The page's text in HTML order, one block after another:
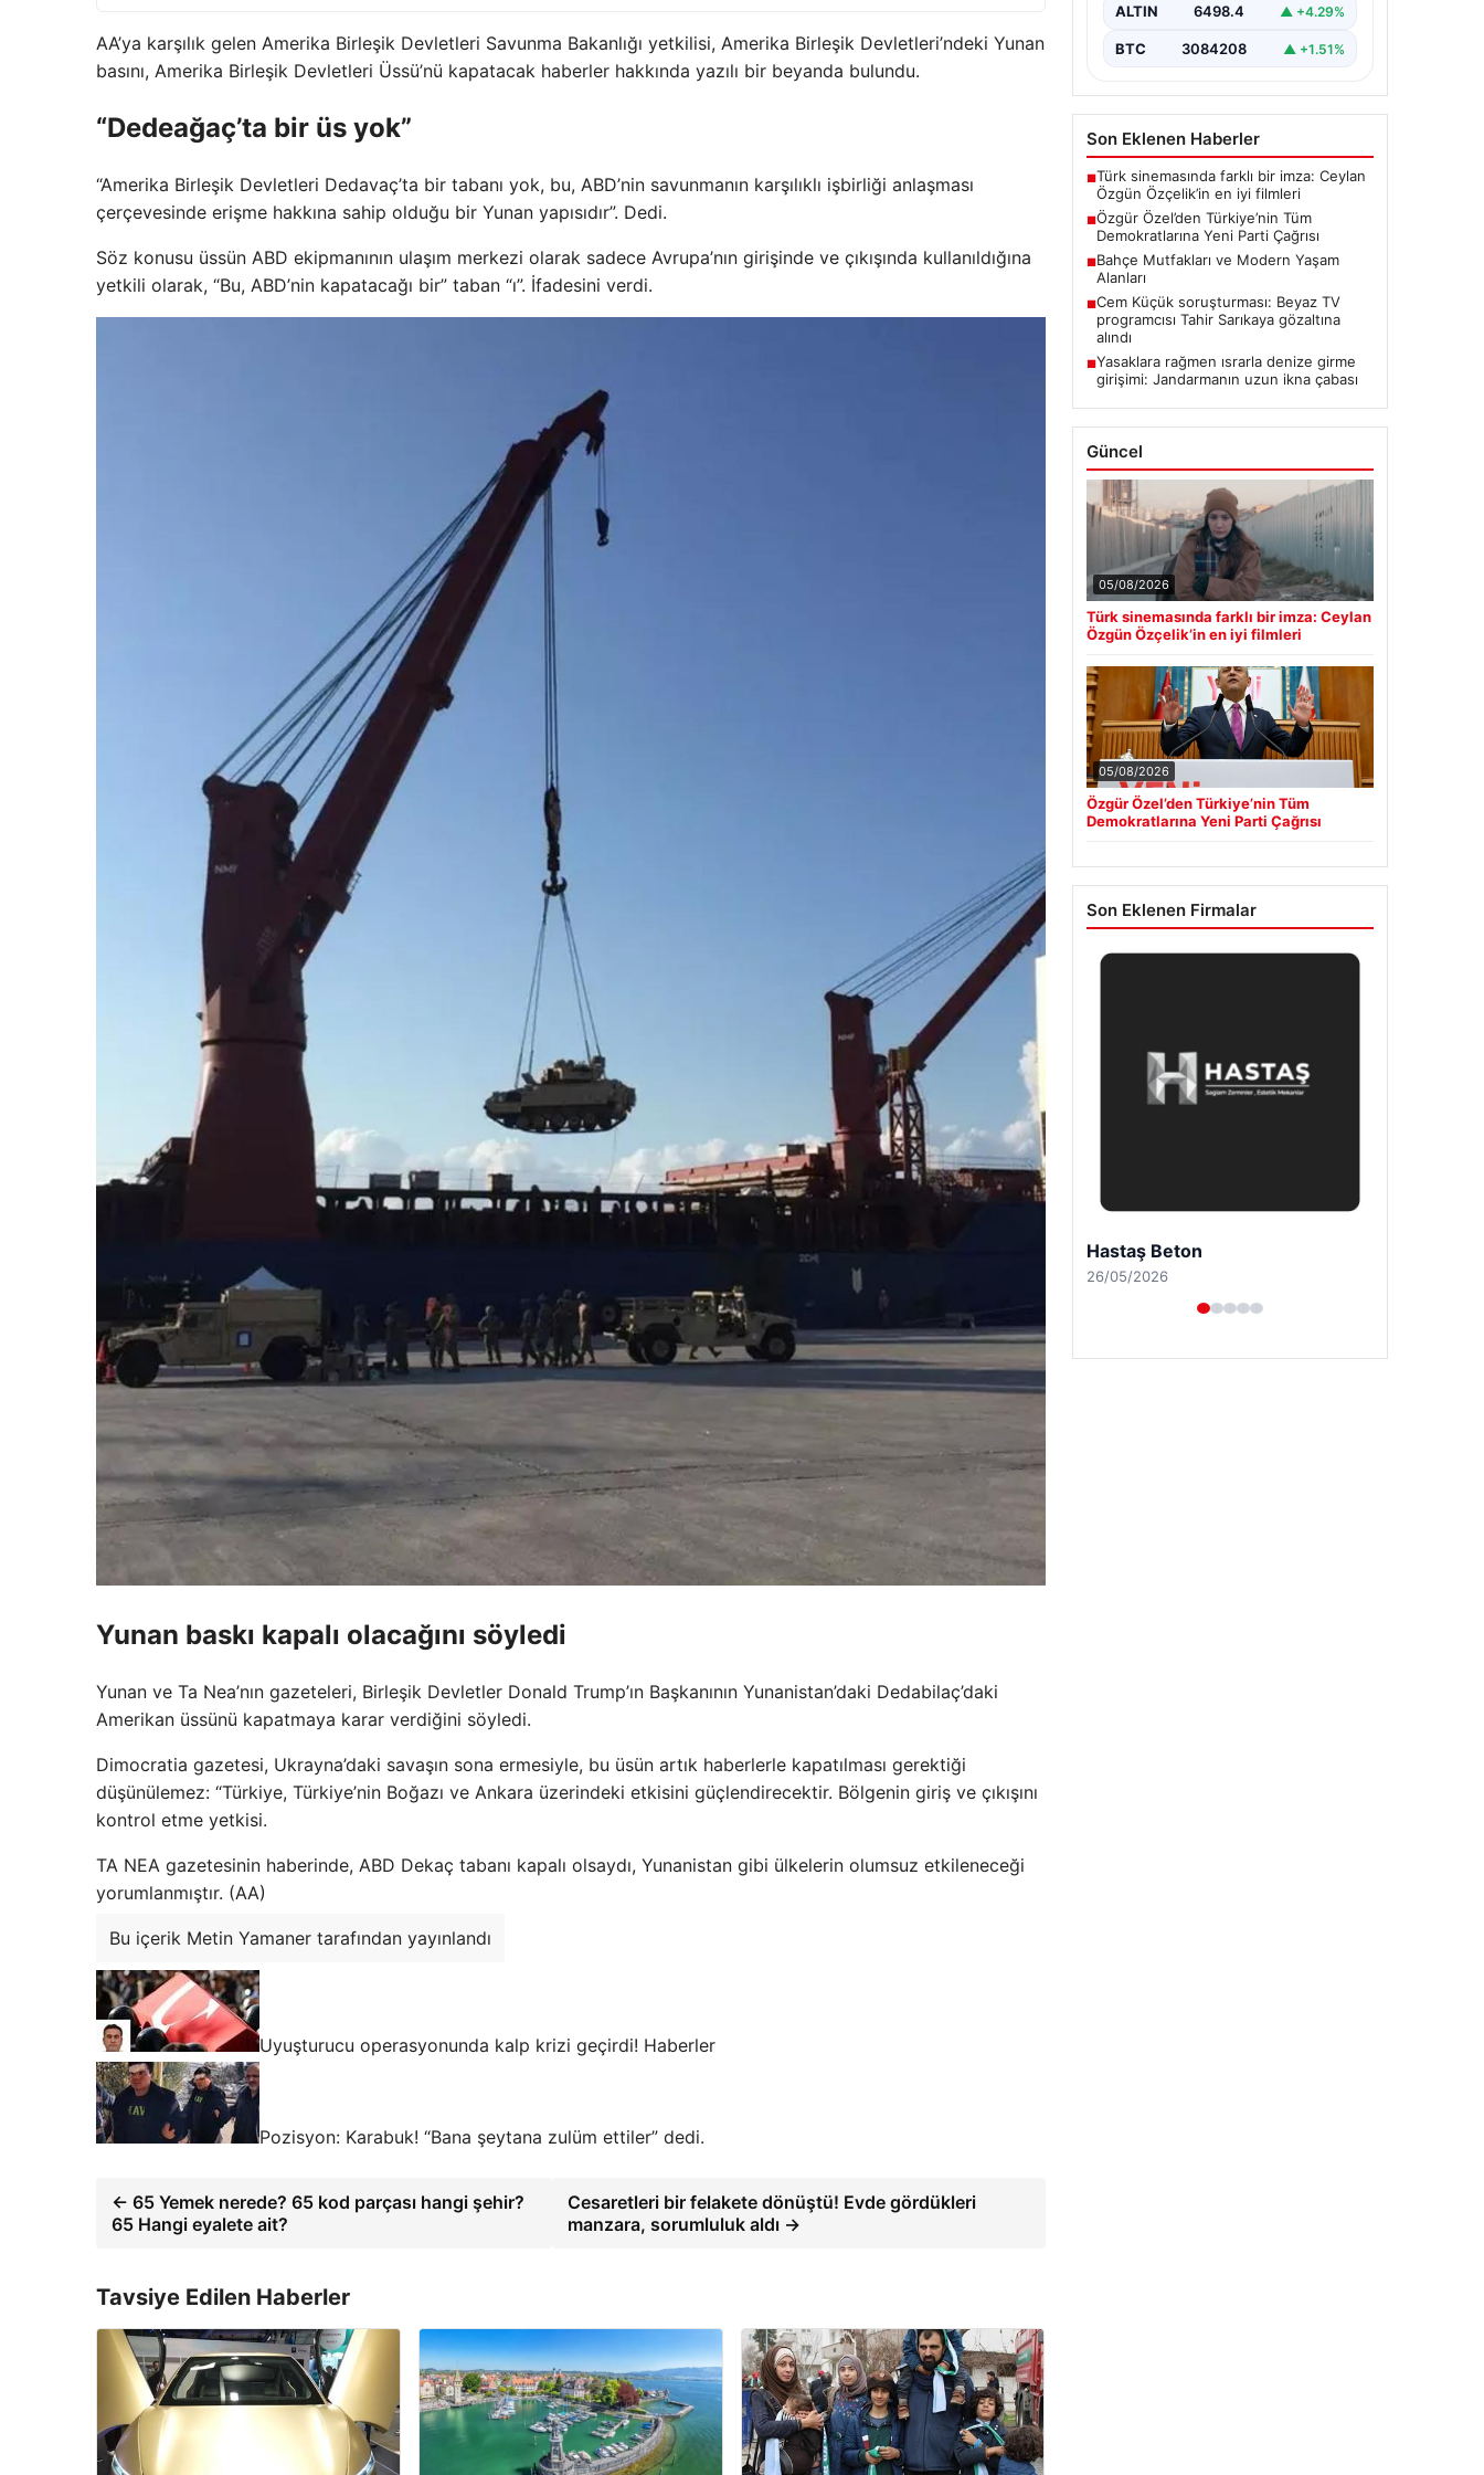
AA’ya karşılık gelen Amerika Birleşik Devletleri Savunma Bakanlığı yetkilisi, Amerika Birleşik Devletleri’ndeki Yunan
basını, Amerika Birleşik Devletleri Üssü’nü kapatacak haberler hakkında yazılı bir beyanda bulundu.
“Dedeağaç’ta bir üs yok”
“Amerika Birleşik Devletleri Dedavaç’ta bir tabanı yok, bu, ABD’nin savunmanın karşılıklı işbirliği anlaşması
çerçevesinde erişme hakkına sahip olduğu bir Yunan yapısıdır”. Dedi.
Söz konusu üssün ABD ekipmanının ulaşım merkezi olarak sadece Avrupa’nın girişinde ve çıkışında kullanıldığına
yetkili olarak, “Bu, ABD’nin kapatacağı bir” taban “ı”. İfadesini verdi.
Yunan baskı kapalı olacağını söyledi
Yunan ve Ta Nea’nın gazeteleri, Birleşik Devletler Donald Trump’ın Başkanının Yunanistan’daki Dedabilaç’daki
Amerikan üssünü kapatmaya karar verdiğini söyledi.
Dimocratia gazetesi, Ukrayna’daki savaşın sona ermesiyle, bu üsün artık haberlerle kapatılması gerektiği
düşünülemez: “Türkiye, Türkiye’nin Boğazı ve Ankara üzerindeki etkisini güçlendirecektir. Bölgenin giriş ve çıkışını
kontrol etme yetkisi.
TA NEA gazetesinin haberinde, ABD Dekaç tabanı kapalı olsaydı, Yunanistan gibi ülkelerin olumsuz etkileneceği
yorumlanmıştır. (AA)
Bu içerik Metin Yamaner tarafından yayınlandı
Uyuşturucu operasyonunda kalp krizi geçirdi! Haberler
Pozisyon: Karabuk! “Bana şeytana zulüm ettiler” dedi.
← 65 Yemek nerede? 65 kod parçası hangi şehir?
65 Hangi eyalete ait?
Cesaretleri bir felakete dönüştü! Evde gördükleri
manzara, sorumluluk aldı →
Tavsiye Edilen Haberler
toplantısında önemli
ALTIN 6498.4 ▲ +4.29%
BTC 3084208 ▲ +1.51%
Son Eklenen Haberler
■Türk sinemasında farklı bir imza: Ceylan
Özgün Özçelik’in en iyi filmleri
■Özgür Özel’den Türkiye’nin Tüm
Demokratlarına Yeni Parti Çağrısı
■Bahçe Mutfakları ve Modern Yaşam
Alanları
■Cem Küçük soruşturması: Beyaz TV
programcısı Tahir Sarıkaya gözaltına
alındı
■Yasaklara rağmen ısrarla denize girme
girişimi: Jandarmanın uzun ikna çabası
Güncel
05/08/2026
Türk sinemasında farklı bir imza: Ceylan
Özgün Özçelik’in en iyi filmleri
05/08/2026
Özgür Özel’den Türkiye’nin Tüm
Demokratlarına Yeni Parti Çağrısı
Son Eklenen Firmalar
Prenses Night Club
29/04/2026